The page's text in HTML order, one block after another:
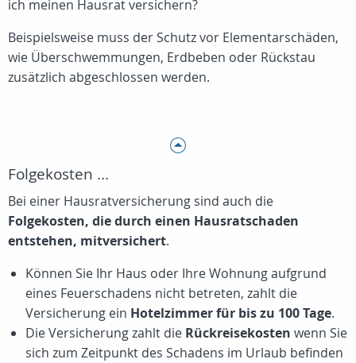
ich meinen Hausrat versichern?
Beispielsweise muss der Schutz vor Elementarschäden,
wie Überschwemmungen, Erdbeben oder Rückstau
zusätzlich abgeschlossen werden.
Folgekosten ...
Bei einer Hausratversicherung sind auch die
Folgekosten, die durch einen Hausratschaden
entstehen, mitversichert.
Können Sie Ihr Haus oder Ihre Wohnung aufgrund
eines Feuerschadens nicht betreten, zahlt die
Versicherung ein Hotelzimmer für bis zu 100 Tage.
Die Versicherung zahlt die Rückreisekosten wenn Sie
sich zum Zeitpunkt des Schadens im Urlaub befinden